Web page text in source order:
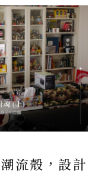
流殼，設計